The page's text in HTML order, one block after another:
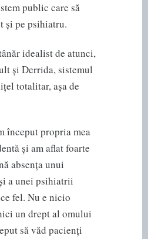
public care să
și pe psihiatru.
idealist de atunci,
și Derrida, sistemul
totalitar, așa de
început propria mea
și am aflat foarte
absența unui
a unei psihiatrii
fel. Nu e nicio
un drept al omului
să văd pacienți